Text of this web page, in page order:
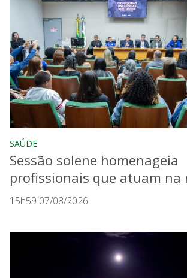
SAÚDE
Sessão solene homenageia
profissionais que atuam na
15h59 07/08/2026